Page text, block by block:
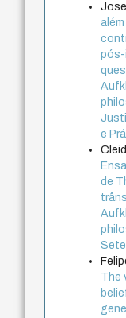
pós-
e
de
The